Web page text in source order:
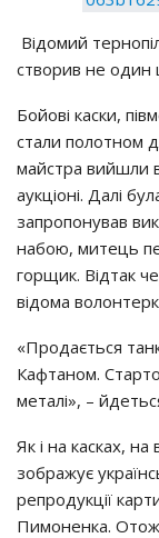
Відомий
створив не один
Бойові каски,
стали полотном
майстра вийшли
аукціоні. Далі
запропонував
набою, митець
горщик. Відтак
відома
«Продається
Кафтаном.
металі», –
Як і на касках,
зображує
репродукції
Пимоненка. Отож